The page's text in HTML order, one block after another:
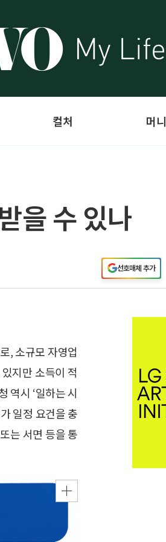
컬처 머니
을 수 있나
선호매체 추가
, 소규모 자영업
지만 소득이 적
역시 ‘일하는 시
일정 요건을 충
는 서면 등을 통